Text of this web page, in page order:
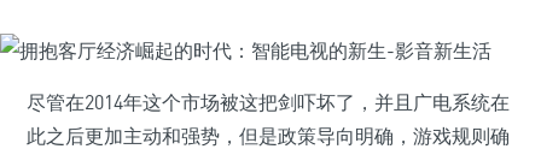
尽管在2014年这个市场被这把剑吓坏了，并且广电系统在
此之后更加主动和强势，但是政策导向明确，游戏规则确